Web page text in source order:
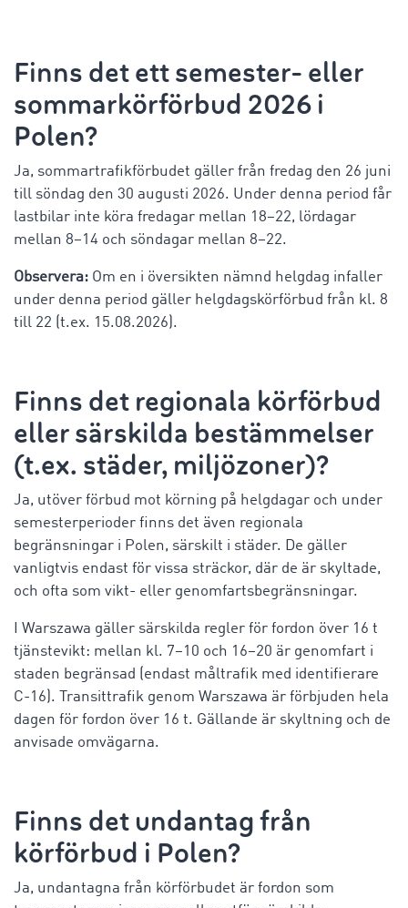
Finns det ett semester- eller
sommarkörförbud 2026 i
Polen?
Ja, sommartrafikförbudet gäller från fredag den 26 juni
till söndag den 30 augusti 2026. Under denna period får
lastbilar inte köra fredagar mellan 18–22, lördagar
mellan 8–14 och söndagar mellan 8–22.
Observera: Om en i översikten nämnd helgdag infaller
under denna period gäller helgdagskörförbud från kl. 8
till 22 (t.ex. 15.08.2026).
Finns det regionala körförbud
eller särskilda bestämmelser
(t.ex. städer, miljözoner)?
Ja, utöver förbud mot körning på helgdagar och under
semesterperioder finns det även regionala
begränsningar i Polen, särskilt i städer. De gäller
vanligtvis endast för vissa sträckor, där de är skyltade,
och ofta som vikt- eller genomfartsbegränsningar.
I Warszawa gäller särskilda regler för fordon över 16 t
tjänstevikt: mellan kl. 7–10 och 16–20 är genomfart i
staden begränsad (endast måltrafik med identifierare
C-16). Transittrafik genom Warszawa är förbjuden hela
dagen för fordon över 16 t. Gällande är skyltning och de
anvisade omvägarna.
Finns det undantag från
körförbud i Polen?
Ja, undantagna från körförbudet är fordon som